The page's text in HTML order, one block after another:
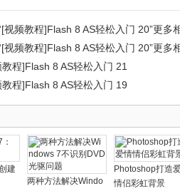
视频教程]Flash 8 AS轻松入门 20”更多
视频教程]Flash 8 AS轻松入门 20”更多
教程]Flash 8 AS轻松入门 21
教程]Flash 8 AS轻松入门 19
建
两种方法解决Windo
Photoshop打造
情侣彩虹背景